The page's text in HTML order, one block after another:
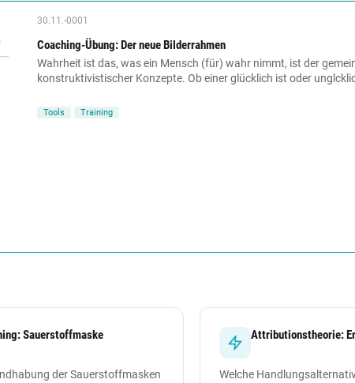
30.11.-0001
Coaching-Übung: Der neue Bilderrahmen
Wahrheit ist das, was ein Mensch (für) wahr nimmt, ist der
konstruktivistischer Konzepte. Ob einer glücklich ist oder
Tools Training
Sauerstoffmaske
der Sauerstoffmasken
Attributionstheorie:
Welche